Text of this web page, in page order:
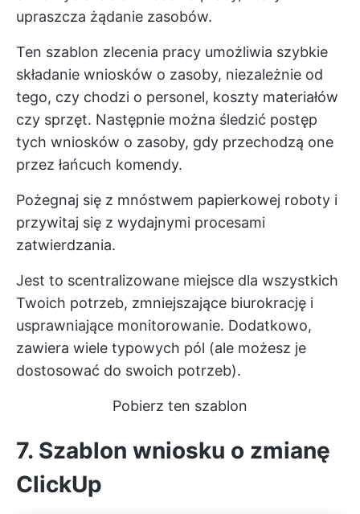
upraszcza żądanie zasobów.
Ten szablon zlecenia pracy umożliwia szybkie
składanie wniosków o zasoby, niezależnie od
tego, czy chodzi o personel, koszty materiałów
czy sprzęt. Następnie można śledzić postęp
tych wniosków o zasoby, gdy przechodzą one
przez łańcuch komendy.
Pożegnaj się z mnóstwem papierkowej roboty i
przywitaj się z wydajnymi procesami
zatwierdzania.
Jest to scentralizowane miejsce dla wszystkich
Twoich potrzeb, zmniejszające biurokrację i
usprawniające monitorowanie. Dodatkowo,
zawiera wiele typowych pól (ale możesz je
dostosować do swoich potrzeb).
Pobierz ten szablon
7. Szablon wniosku o zmianę
ClickUp